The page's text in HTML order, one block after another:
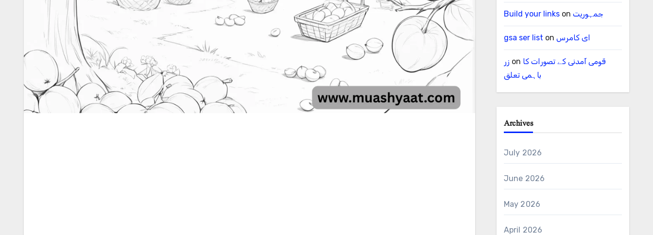
Build your linkson جمہوریت
gsa ser list on ای کامرس
زر on قومی آمدنی کے تصورات کا
باہمی تعلق
Archives
July 2026
June 2026
May 2026
April 2026